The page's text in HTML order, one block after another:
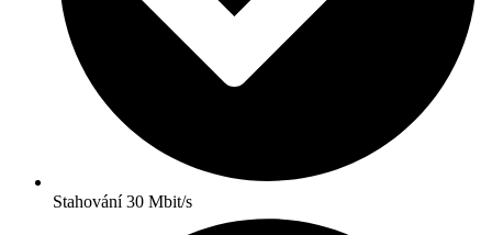
Stahování 30 Mbit/s